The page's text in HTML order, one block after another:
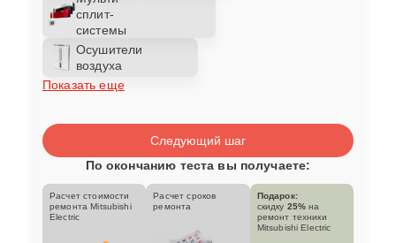
сплит-
системы
Осушители
воздуха
Показать еще
Следующий шаг
По окончанию теста вы получаете:
Расчет стоимости
ремонта Mitsubishi
Electric
Расчет сроков
ремонта
Подарок:
скидку 25% на
ремонт техники
Mitsubishi Electric